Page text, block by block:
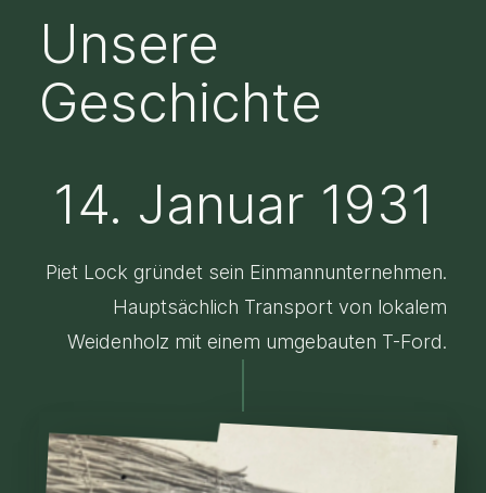
Unsere
Geschichte
14. Januar 1931
Piet Lock gründet sein Einmannunternehmen.
Hauptsächlich Transport von lokalem
Weidenholz mit einem umgebauten T-Ford.